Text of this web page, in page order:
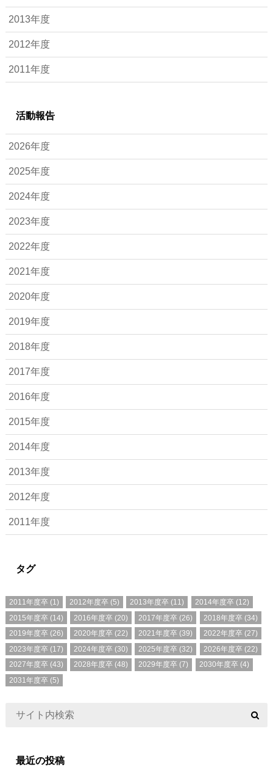
2013年度
2012年度
2011年度
活動報告
2026年度
2025年度
2024年度
2023年度
2022年度
2021年度
2020年度
2019年度
2018年度
2017年度
2016年度
2015年度
2014年度
2013年度
2012年度
2011年度
タグ
2011年度卒(1) 2012年度卒 (5) 2013年度卒 (11) 2014年度卒(12)
2015年度卒(14) 2016年度卒 (20) 2017年度卒 (26) 2018年度卒(34)
2019年度卒(26) 2020年度卒 (22) 2021年度卒 (39) 2022年度卒(27)
2023年度卒(17) 2024年度卒 (30) 2025年度卒 (32) 2026年度卒(22)
2027年度卒(43) 2028年度卒 (48) 2029年度卒 (7) 2030年度卒(4)
2031年度卒(5)
最近の投稿